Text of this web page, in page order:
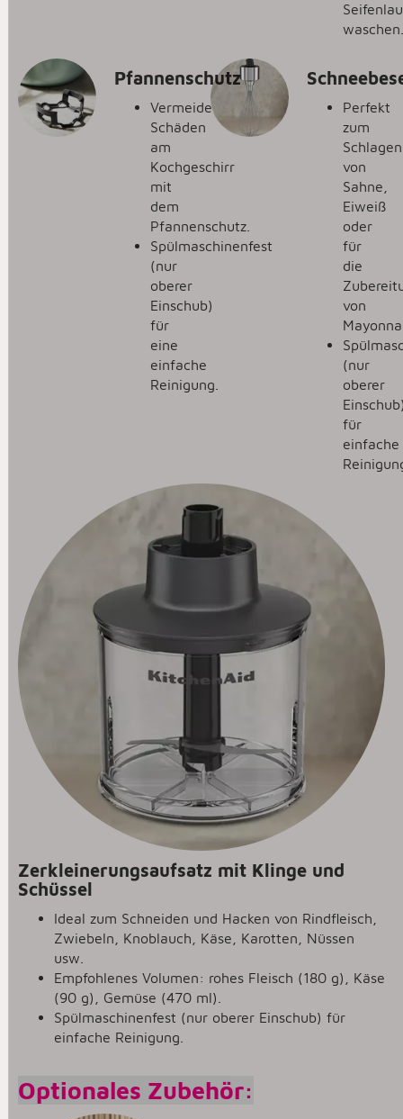
waschen.
Pfannenschutz
Vermeide
Schäden
am
Kochgeschirr
mit
dem
Pfannenschutz.
Spülmaschinenfest
(nur
oberer
Einschub)
für
eine
einfache
Reinigung.
Perfekt
zum
Schlagen
von
Sahne,
Eiweiß
oder
für
die
von
(nur
oberer
für
einfache
Zerkleinerungsaufsatz mit Klinge und
Schüssel
Ideal zum Schneiden und Hacken von Rindfleisch,
Zwiebeln, Knoblauch, Käse, Karotten, Nüssen
usw.
Empfohlenes Volumen: rohes Fleisch (180 g), Käse
(90 g), Gemüse (470 ml).
Spülmaschinenfest (nur oberer Einschub) für
einfache Reinigung.
Optionales Zubehör: